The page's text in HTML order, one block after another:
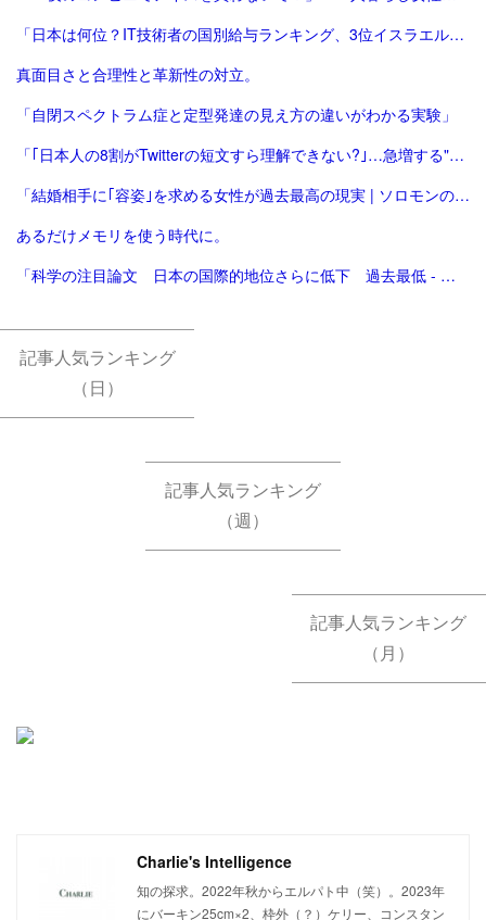
「日本は何位？IT技術者の国別給与ランキング、3位イスラエル、2位米国、1位は？｜@DIME アットダイム」
真面目さと合理性と革新性の対立。
「自閉スペクトラム症と定型発達の見え方の違いがわかる実験」
「｢日本人の8割がTwitterの短文すら理解できない?｣…急増する"バカ"の正体 それでも｢先進国で一番頭がいい｣ | PRESIDENT Online（プレジデントオンライン」
「結婚相手に｢容姿｣を求める女性が過去最高の現実 | ソロモンの時代―結婚しない人々の実像― | 東洋経済オンライン | 社会をよくする経済ニュース」
あるだけメモリを使う時代に。
「科学の注目論文 日本の国際的地位さらに低下 過去最低 - イザ！」
記事人気ランキング
（日）
記事人気ランキング
（週）
記事人気ランキング
（月）
Charlie's Intelligence
知の探求。2022年秋からエルパト中（笑）。2023年
にバーキン25cm×2、枠外（？）ケリー、コンスタン